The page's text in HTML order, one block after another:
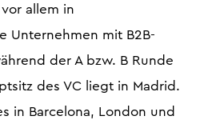
allem in
Unternehmen mit B2B-
der A bzw. B Runde
des VC liegt in Madrid.
in Barcelona, London und